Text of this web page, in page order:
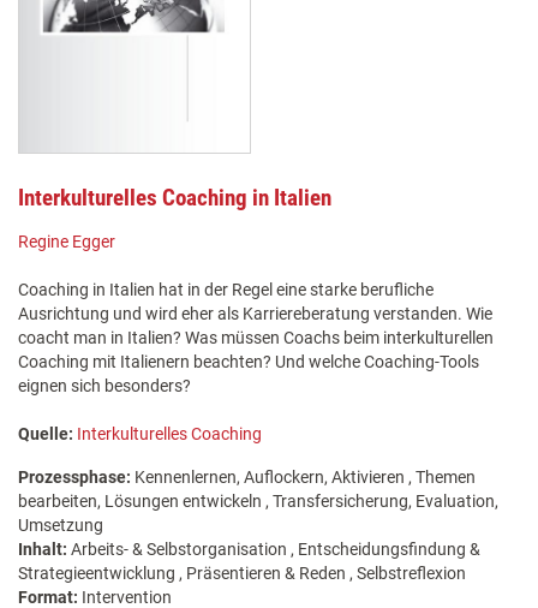
Interkulturelles Coaching in Italien
Regine Egger
Coaching in Italien hat in der Regel eine starke berufliche
Ausrichtung und wird eher als Karriereberatung verstanden. Wie
coacht man in Italien? Was müssen Coachs beim interkulturellen
Coaching mit Italienern beachten? Und welche Coaching-Tools
eignen sich besonders?
Quelle: Interkulturelles Coaching
Prozessphase: Kennenlernen, Auflockern, Aktivieren , Themen
bearbeiten, Lösungen entwickeln , Transfersicherung, Evaluation,
Umsetzung
Inhalt: Arbeits- & Selbstorganisation , Entscheidungsfindung &
Strategieentwicklung , Präsentieren & Reden , Selbstreflexion
Format: Intervention